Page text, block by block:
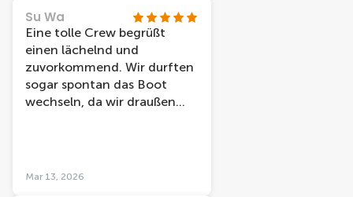
Su Wa
Eine tolle Crew begrüßt
einen lächelnd und
zuvorkommend. Wir durften
sogar spontan das Boot
wechseln, da wir draußen
direkt am Bahnhof und ist
Mar 13, 2026